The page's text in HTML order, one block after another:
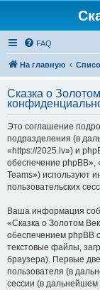
FAQ
На главную
Сказка о
Это соглашение
подразделения (в
«https://2025.lv») и
обеспечение phpBB»,
Teams») используют
пользовательских
Ваша информация
«Сказка о Золотом
обеспечением phpBB
текстовые файлы,
браузера). Первые
пользователя (в
сессии (в